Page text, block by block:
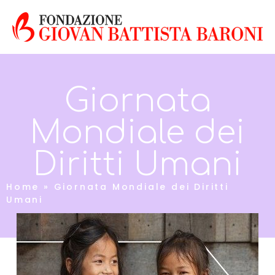
Giornata
Mondiale dei
Diritti Umani
Home » Giornata Mondiale dei Diritti
Umani